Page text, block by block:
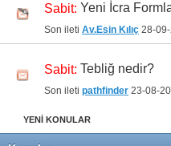
Sabit: Yeni İcra
Son ileti Av.Esin Kılıç 28-
Sabit: Tebliğ nedir?
Son ileti pathfinder 23-08-
YENİ KONULAR